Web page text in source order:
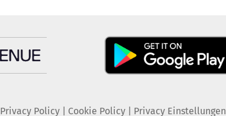
Privacy Policy| Cookie Policy| Privacy Einstellungen